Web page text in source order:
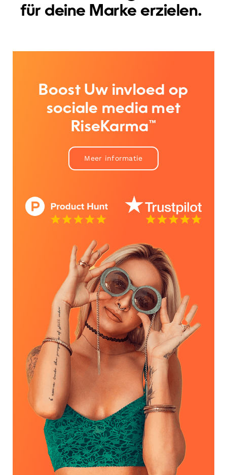
für deine Marke erzielen.
Boost Uw invloed op
sociale media met
RiseKarma™
Meer informatie